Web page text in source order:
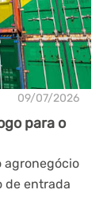
09/07/2026
para o
agronegócio
de entrada